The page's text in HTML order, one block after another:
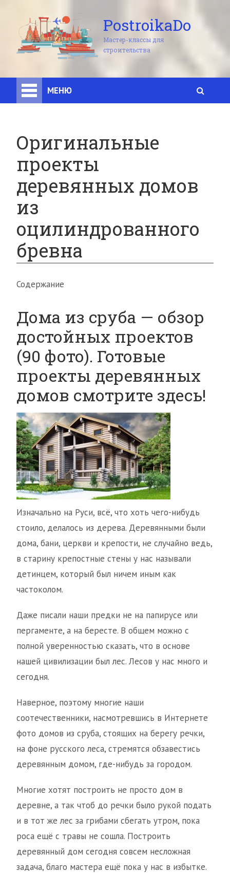
PostroikaDo
Мастер-классы для
строительства
МЕНЮ
Оригинальные
проекты
деревянных домов
из
оцилиндрованного
бревна
Содержание
Дома из сруба — обзор
достойных проектов
(90 фото). Готовые
проекты деревянных
домов смотрите здесь!
Изначально на Руси, всё, что хоть чего-нибудь
стоило, делалось из дерева. Деревянными были
дома, бани, церкви и крепости, не случайно ведь,
в старину крепостные стены у нас называли
детинцем, который был ничем иным как
частоколом.
Даже писали наши предки не на папирусе или
пергаменте, а на бересте. В общем можно с
полной уверенностью сказать, что в основе
нашей цивилизации был лес. Лесов у нас много и
сегодня.
Наверное, поэтому многие наши
соотечественники, насмотревшись в Интернете
фото домов из сруба, стоящих на берегу речки,
на фоне русского леса, стремятся обзавестись
деревянным домом, где-нибудь за городом.
Многие хотят построить не просто дом в
деревне, а так чтоб до речки было рукой подать
и в тот же лес за грибами сбегать утром, пока
роса ещё с травы не сошла. Построить
деревянный дом сегодня совсем несложная
задача, благо мастера ещё пока у нас в избытке.